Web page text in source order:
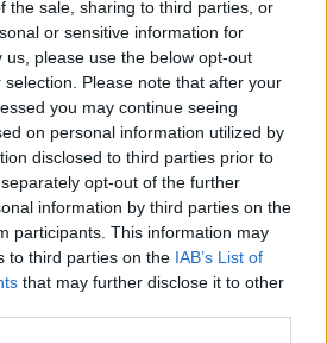
the sale, sharing to third parties, or
or sensitive information for
please use the below opt-out
Please note that after your
you may continue seeing
on personal information utilized by
disclosed to third parties prior to
opt-out of the further
information by third parties on the
participants. This information may
to third parties on the IAB’s List of
that may further disclose it to other
a été vue 1023 fois depuis
2017/04/25/magie/ Copier
magie.pdf sur
réseaux sociaux: